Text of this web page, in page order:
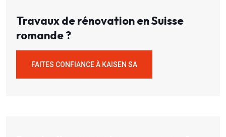
Travaux de rénovation en Suisse
romande ?
FAITES CONFIANCE À KAISEN SA